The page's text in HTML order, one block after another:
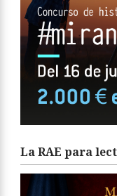
La RAE para